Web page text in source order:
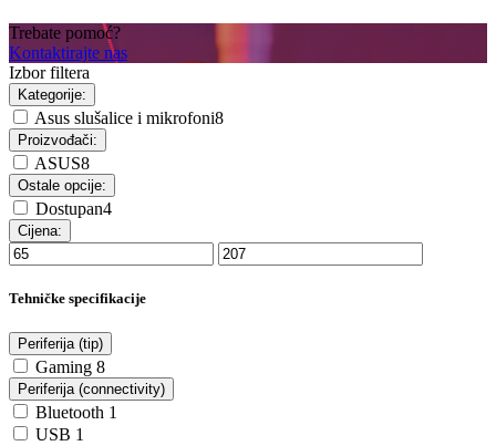
Trebate pomoć?
Kontaktirajte nas
Izbor filtera
Kategorije:
Asus slušalice i mikrofoni8
Proizvođači:
ASUS8
Ostale opcije:
Dostupan4
Cijena:
Tehničke specifikacije
Periferija (tip)
Gaming 8
Periferija (connectivity)
Bluetooth 1
USB 1